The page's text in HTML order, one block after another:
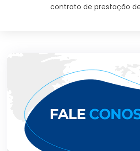
contrato de prestação